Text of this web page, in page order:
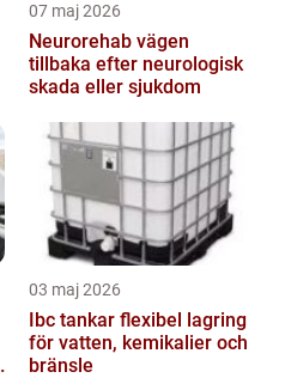
07 maj 2026
Neurorehab vägen
tillbaka efter neurologisk
skada eller sjukdom
03 maj 2026
Ibc tankar flexibel lagring
för vatten, kemikalier och
bränsle